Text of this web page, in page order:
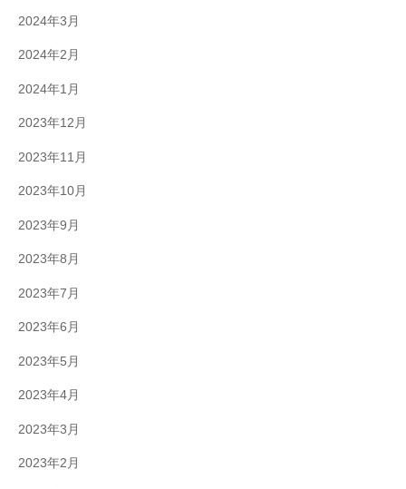
2024年3月
2024年2月
2024年1月
2023年12月
2023年11月
2023年10月
2023年9月
2023年8月
2023年7月
2023年6月
2023年5月
2023年4月
2023年3月
2023年2月